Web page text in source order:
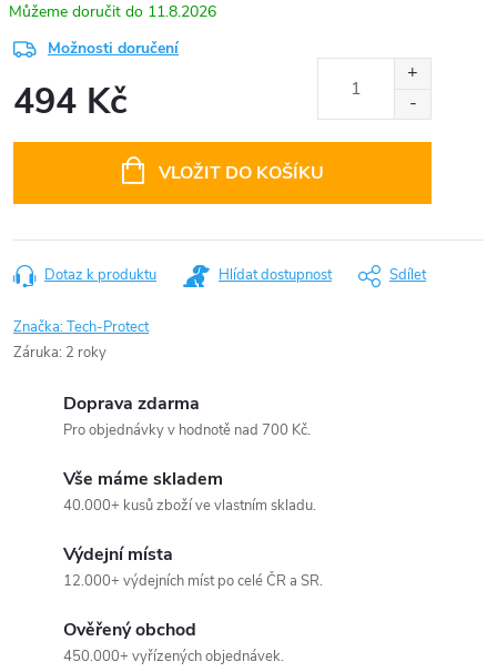
11.8.2026
Možnosti doručení
494 Kč
VLOŽIT DO KOŠÍKU
Dotaz k produktu Hlídat dostupnost Sdílet
Značka:Tech-Protect
Záruka: 2 roky
Doprava zdarma
Pro objednávky v hodnotě nad 700 Kč.
Vše máme skladem
40.000+ kusů zboží ve vlastním skladu.
Výdejní místa
12.000+ výdejních míst po celé ČR a SR.
Ověřený obchod
450.000+ vyřízených objednávek.